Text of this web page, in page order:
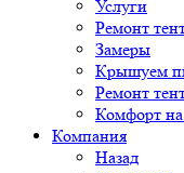
Услуги
Ремонт
Замеры
Крышуем
Ремонт
Комфорт на
Компания
Назад